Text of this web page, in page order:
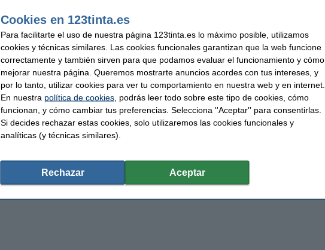
Cookies en 123tinta.es
Para facilitarte el uso de nuestra página 123tinta.es lo máximo posible, utilizamos
cookies y técnicas similares. Las cookies funcionales garantizan que la web funcione
correctamente y también sirven para que podamos evaluar el funcionamiento y cómo
mejorar nuestra página. Queremos mostrarte anuncios acordes con tus intereses, y
por lo tanto, utilizar cookies para ver tu comportamiento en nuestra web y en internet.
En nuestra política de cookies, podrás leer todo sobre este tipo de cookies, cómo
funcionan, y cómo cambiar tus preferencias. Selecciona ''Aceptar'' para consentirlas.
Si decides rechazar estas cookies, solo utilizaremos las cookies funcionales y
analíticas (y técnicas similares).
Rechazar Aceptar